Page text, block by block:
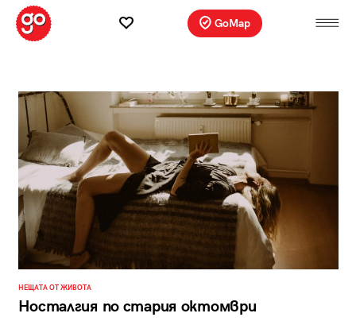
GoMap
НЕЩАТА ОТ ЖИВОТА
Носталгия по стария октомври